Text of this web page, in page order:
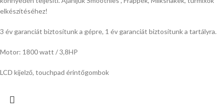
elkészítéséhez!
3 év garanciát biztosítunk a gépre, 1 év garanciát biztosítunk a tartályra.
Motor: 1800 watt / 3,8HP
LCD kijelző, touchpad érintőgombok